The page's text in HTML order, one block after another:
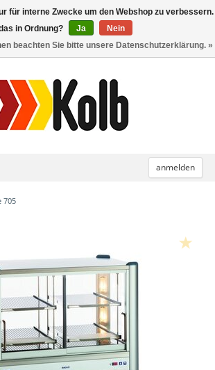
anmelden
705
für interne Zwecke um den Webshop zu verbessern.
in Ordnung?
Ja
Nein
beachten Sie bitte unsere Datenschutzerklärung. »